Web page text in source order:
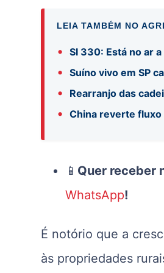
LEIA TAMBÉM NO
• SI 330: Está no ar
• Suíno vivo em SP
• Rearranjo das
• China reverte fluxo
📱 Quer receber
WhatsApp!
É notório que a
às propriedades